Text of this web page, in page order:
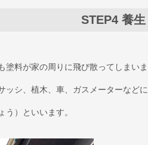
STEP4 養
塗料が家の周りに飛び散ってしまいま
ッシ、植木、車、ガスメーターなど
う）といいます。